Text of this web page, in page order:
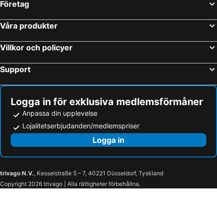
Företag
Våra produkter
Villkor och policyer
Support
Logga in för exklusiva medlemsförmåner
Anpassa din upplevelse
Lojalitetserbjudanden/medlemspriser
Logga in
trivago N.V., Kesselstraße 5 – 7, 40221 Düsseldorf, Tyskland
Copyright 2026 trivago | Alla rättigheter förbehållna.